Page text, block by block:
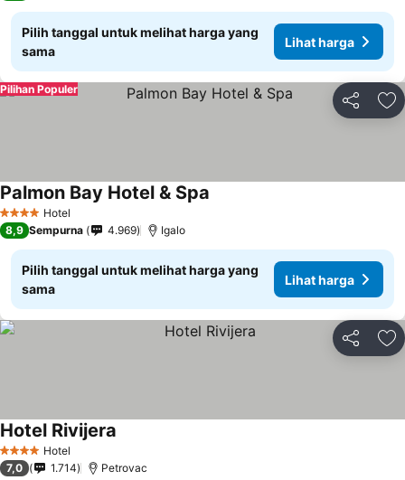
Pilih tanggal untuk melihat harga yang
sama
Lihat harga
Bagikan
Pilihan Populer
4 BintangHotel
Palmon Bay Hotel & Spa
8,9 Sempurna 4.969 Igalo
Pilih tanggal untuk melihat harga yang
sama
Lihat harga
Bagikan
4 BintangHotel
Hotel Rivijera
7,0 1.714 Petrovac